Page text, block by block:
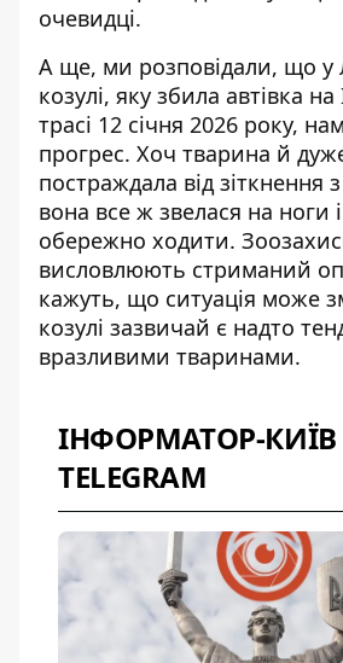
очевидці.
А ще, ми розповідали, що у
козулі, яку збила автівка на
трасі 12 січня 2026 року,
прогрес. Хоч тварина й
постраждала від зіткнення
вона все ж звелася на ноги
обережно ходити.
висловлюють стриманий
кажуть, що ситуація може
козулі зазвичай є надто
вразливими тваринами.
ІНФОРМАТОР-КИЇВ
TELEGRAM